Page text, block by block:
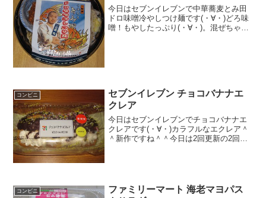
今日はセブンイレブンで中華蕎麦とみ田
ドロ味噌冷やしつけ麺です(・∀・)どろ味
噌！もやしたっぷり(・∀・)。混ぜちゃい
コンビニ
セブンイレブン チョコバナナエ
クレア
今日はセブンイレブンでチョコバナナエ
クレアです(・∀・)カラフルなエクレア＾
＾新作ですね＾＾今日は2回更新の2回目
コンビニ
ファミリーマート 海老マヨパス